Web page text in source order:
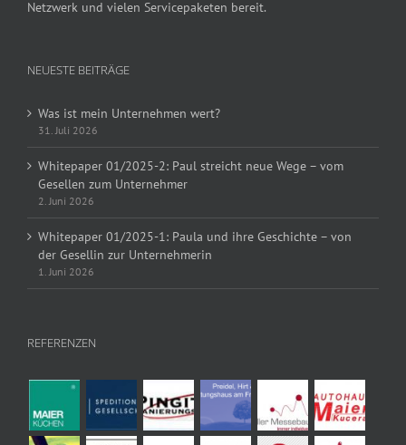
Netzwerk und vielen Servicepaketen bereit.
NEUESTE BEITRÄGE
Was ist mein Unternehmen wert?
31. Juli 2026
Whitepaper 01/2025-2: Paul streicht neue Wege – vom
Gesellen zum Unternehmer
2. Juni 2026
Whitepaper 01/2025-1: Paula und ihre Geschichte – von
der Gesellin zur Unternehmerin
1. Juni 2026
REFERENZEN